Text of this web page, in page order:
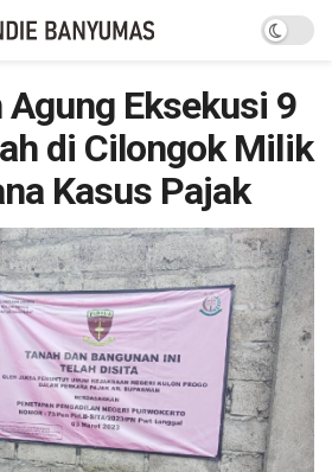
Agung Eksekusi 9
di Cilongok Milik
Kasus Pajak